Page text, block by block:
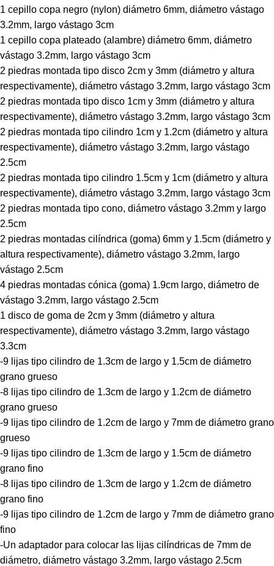
1 cepillo copa negro (nylon) diámetro 6mm, diámetro vástago
3.2mm, largo vástago 3cm
1 cepillo copa plateado (alambre) diámetro 6mm, diámetro
vástago 3.2mm, largo vástago 3cm
2 piedras montada tipo disco 2cm y 3mm (diámetro y altura
respectivamente), diámetro vástago 3.2mm, largo vástago 3cm
2 piedras montada tipo disco 1cm y 3mm (diámetro y altura
respectivamente), diámetro vástago 3.2mm, largo vástago 3cm
2 piedras montada tipo cilindro 1cm y 1.2cm (diámetro y altura
respectivamente), diámetro vástago 3.2mm, largo vástago
2.5cm
2 piedras montada tipo cilindro 1.5cm y 1cm (diámetro y altura
respectivamente), diámetro vástago 3.2mm, largo vástago 3cm
2 piedras montada tipo cono, diámetro vástago 3.2mm y largo
2.5cm
2 piedras montadas cilíndrica (goma) 6mm y 1.5cm (diámetro y
altura respectivamente), diámetro vástago 3.2mm, largo
vástago 2.5cm
4 piedras montadas cónica (goma) 1.9cm largo, diámetro de
vástago 3.2mm, largo vástago 2.5cm
1 disco de goma de 2cm y 3mm (diámetro y altura
respectivamente), diámetro vástago 3.2mm, largo vástago
3.3cm
-9 lijas tipo cilindro de 1.3cm de largo y 1.5cm de diámetro
grano grueso
-8 lijas tipo cilindro de 1.3cm de largo y 1.2cm de diámetro
grano grueso
-9 lijas tipo cilindro de 1.2cm de largo y 7mm de diámetro grano
grueso
-9 lijas tipo cilindro de 1.3cm de largo y 1.5cm de diámetro
grano fino
-8 lijas tipo cilindro de 1.3cm de largo y 1.2cm de diámetro
grano fino
-9 lijas tipo cilindro de 1.2cm de largo y 7mm de diámetro grano
fino
-Un adaptador para colocar las lijas cilíndricas de 7mm de
diámetro, diámetro vástago 3.2mm, largo vástago 2.5cm